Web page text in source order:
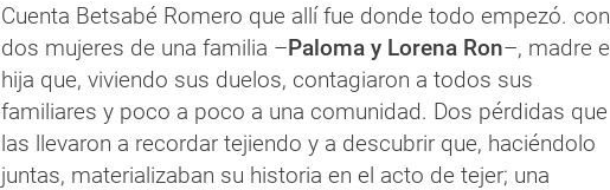
Cuenta Betsabé Romero que allí fue donde todo empezó. con
dos mujeres de una familia –Paloma y Lorena Ron–, madre e
hija que, viviendo sus duelos, contagiaron a todos sus
familiares y poco a poco a una comunidad. Dos pérdidas que
las llevaron a recordar tejiendo y a descubrir que, haciéndolo
juntas, materializaban su historia en el acto de tejer; una